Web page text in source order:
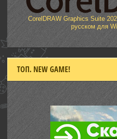
CorelDRAW Graphics Suite
русском для
ТОП. NEW GAME!